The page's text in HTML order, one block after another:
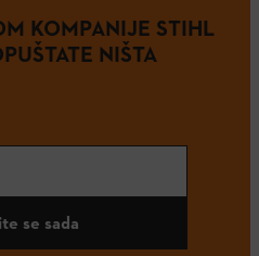
KOMPANIJE STIHL
NIŠTA
se sada